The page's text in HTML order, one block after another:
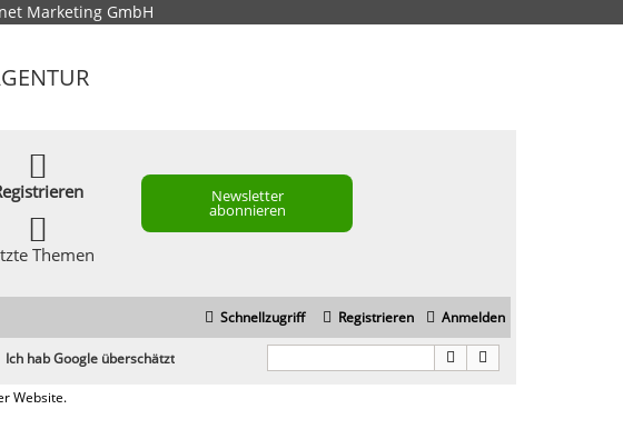
Marketing GmbH
Themen
Newsletter
abonnieren
Schnellzugriff Anmelden
Registrieren
Ich hab Google überschätzt